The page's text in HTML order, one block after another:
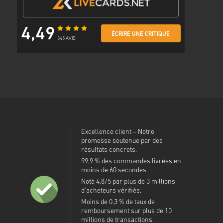
4,49 345 AVIS
ÉCRIRE UNE CRITIQUE
Excellence client – Notre
promesse soutenue par des
résultats concrets.
99,9 % des commandes livrées en
moins de 60 secondes.
Noté 4,8/5 par plus de 3 millions
d’acheteurs vérifiés.
Moins de 0,3 % de taux de
remboursement sur plus de 10
millions de transactions.